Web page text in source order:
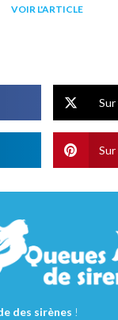
VOIR L'ARTICLE
Sur
des sirènes !